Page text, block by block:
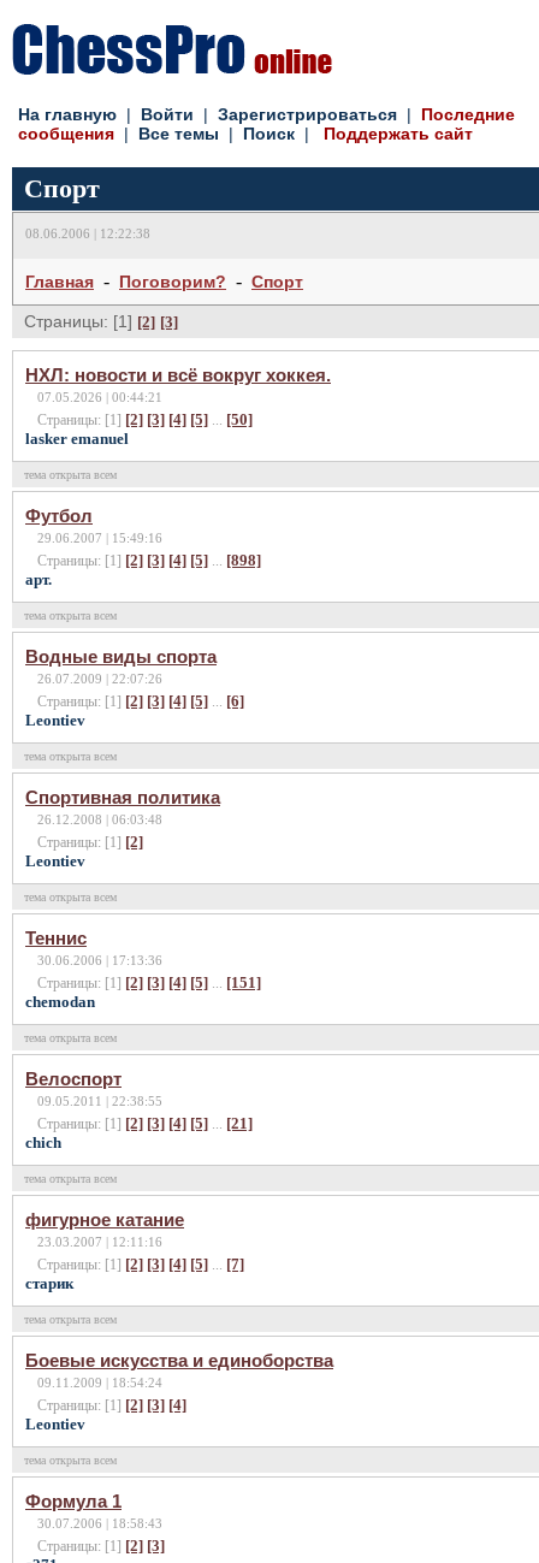
На главную | Войти | Зарегистрироваться | Последние
сообщения | Все темы | Поиск | Поддержать сайт
Спорт
08.06.2006 | 12:22:38
Главная - Поговорим? - Спорт
Страницы: [1] [2] [3]
НХЛ: новости и всё вокруг хоккея.
07.05.2026 | 00:44:21
Страницы: [1] [2] [3] [4] [5] ... [50]
lasker emanuel
тема открыта всем
Футбол
29.06.2007 | 15:49:16
Страницы: [1] [2] [3] [4] [5] ... [898]
арт.
тема открыта всем
Водные виды спорта
26.07.2009 | 22:07:26
Страницы: [1] [2] [3] [4] [5] ... [6]
Leontiev
тема открыта всем
Спортивная политика
26.12.2008 | 06:03:48
Страницы: [1] [2]
Leontiev
тема открыта всем
Теннис
30.06.2006 | 17:13:36
Страницы: [1] [2] [3] [4] [5] ... [151]
chemodan
тема открыта всем
Велоспорт
09.05.2011 | 22:38:55
Страницы: [1] [2] [3] [4] [5] ... [21]
chich
тема открыта всем
фигурное катание
23.03.2007 | 12:11:16
Страницы: [1] [2] [3] [4] [5] ... [7]
cтарик
тема открыта всем
Боевые искусства и единоборства
09.11.2009 | 18:54:24
Страницы: [1] [2] [3] [4]
Leontiev
тема открыта всем
Формула 1
30.07.2006 | 18:58:43
Страницы: [1] [2] [3]